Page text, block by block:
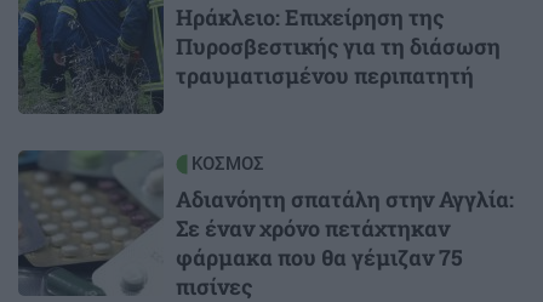
Ηράκλειο: Επιχείρηση της
Πυροσβεστικής για τη διάσωση
τραυματισμένου περιπατητή
Image ΚΟΣΜΟΣ
Αδιανόητη σπατάλη στην Αγγλία:
Σε έναν χρόνο πετάχτηκαν
φάρμακα που θα γέμιζαν 75
πισίνες